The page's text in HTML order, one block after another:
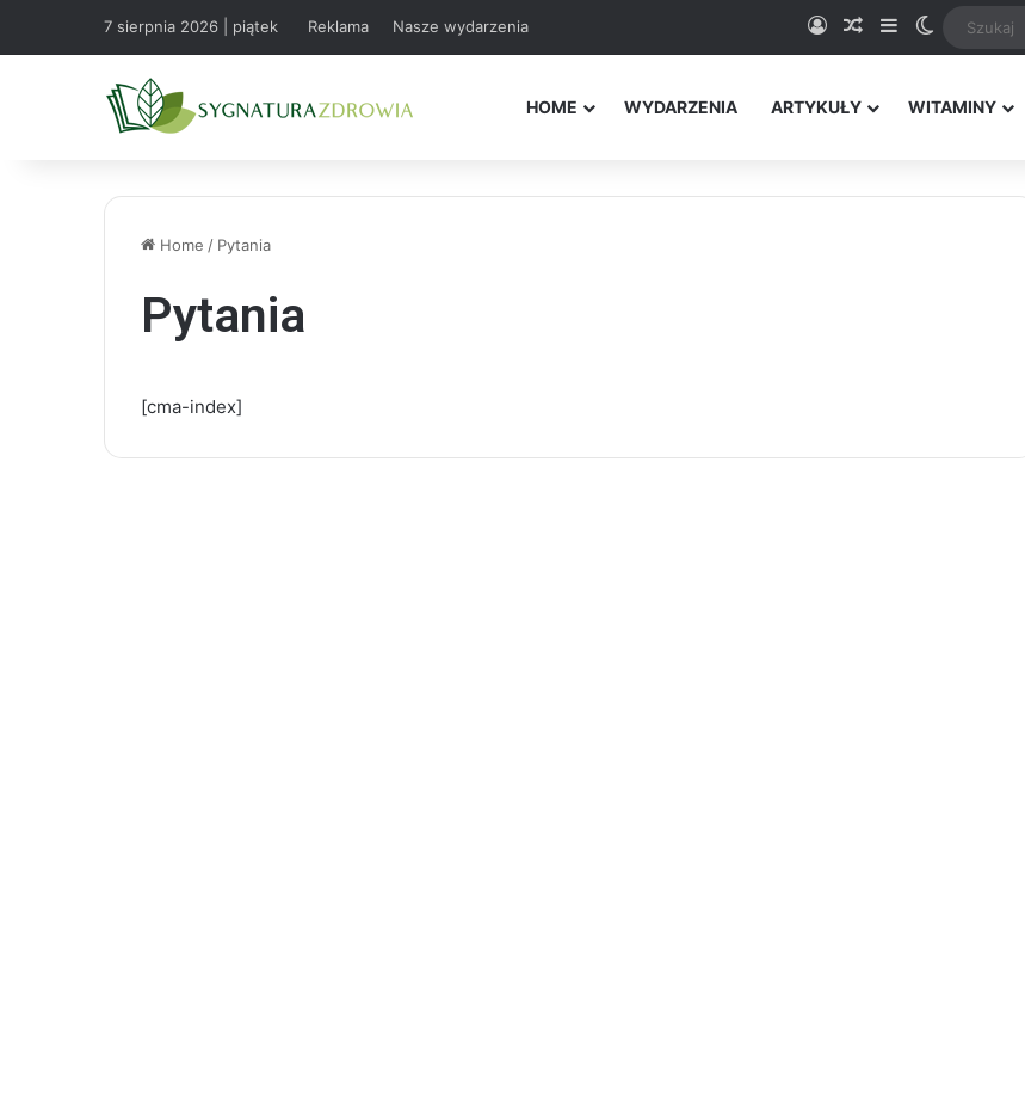
7 sierpnia 2026 | piątek Reklama Nasze wydarzenia Logowanie
Random Article
SidebarSwitch skin
HOME WYDARZENIA ARTYKUŁY WITAMINY
Home / Pytania
Pytania
[cma-index]